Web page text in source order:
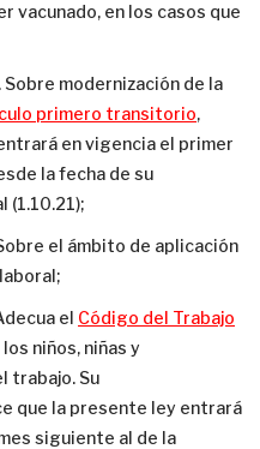
vacunado, en los casos que
Sobre modernización de la
primero transitorio,
en vigencia el primer
la fecha de su
(1.10.21);
Sobre el ámbito de aplicación
el Código del Trabajo
niños, niñas y
trabajo. Su
que la presente ley entrará
siguiente al de la